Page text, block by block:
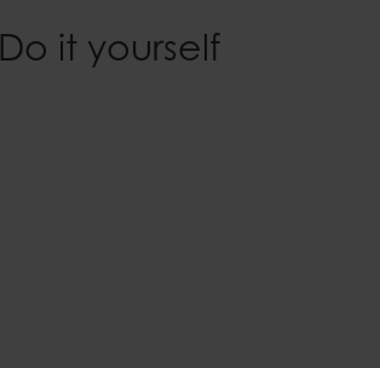
Do it yourself